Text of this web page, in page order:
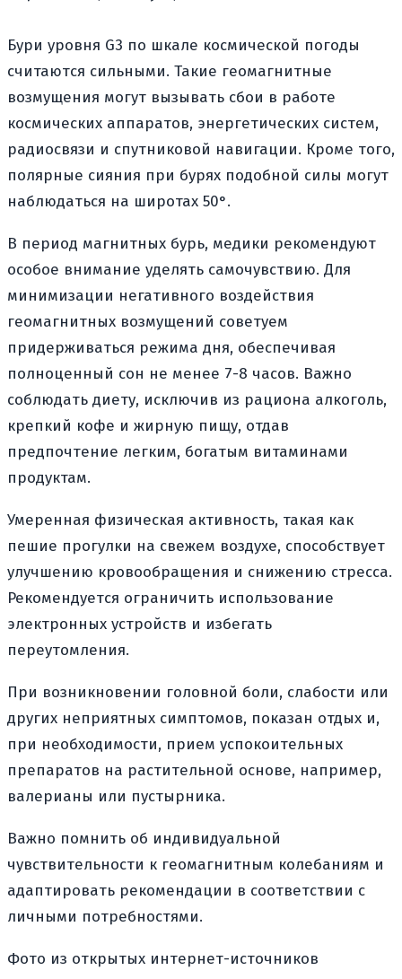
Бури уровня G3 по шкале космической погоды
считаются сильными. Такие геомагнитные
возмущения могут вызывать сбои в работе
космических аппаратов, энергетических систем,
радиосвязи и спутниковой навигации. Кроме того,
полярные сияния при бурях подобной силы могут
наблюдаться на широтах 50°.
В период магнитных бурь, медики рекомендуют
особое внимание уделять самочувствию. Для
минимизации негативного воздействия
геомагнитных возмущений советуем
придерживаться режима дня, обеспечивая
полноценный сон не менее 7-8 часов. Важно
соблюдать диету, исключив из рациона алкоголь,
крепкий кофе и жирную пищу, отдав
предпочтение легким, богатым витаминами
продуктам.
Умеренная физическая активность, такая как
пешие прогулки на свежем воздухе, способствует
улучшению кровообращения и снижению стресса.
Рекомендуется ограничить использование
электронных устройств и избегать
переутомления.
При возникновении головной боли, слабости или
других неприятных симптомов, показан отдых и,
при необходимости, прием успокоительных
препаратов на растительной основе, например,
валерианы или пустырника.
Важно помнить об индивидуальной
чувствительности к геомагнитным колебаниям и
адаптировать рекомендации в соответствии с
личными потребностями.
Фото из открытых интернет-источников